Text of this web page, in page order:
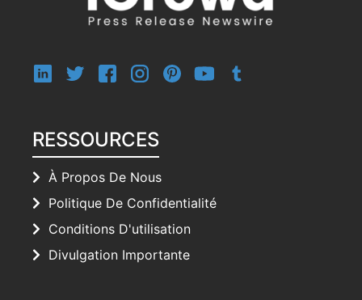
RESSOURCES
À Propos De Nous
Politique De Confidentialité
Conditions D'utilisation
Divulgation Importante